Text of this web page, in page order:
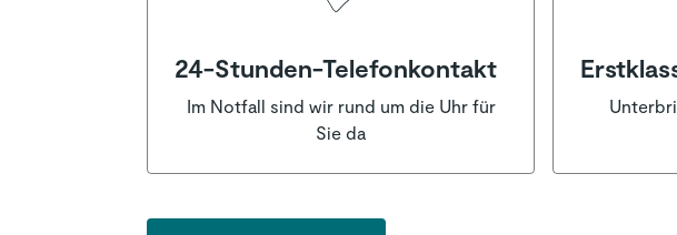
24-Stunden-Telefonkontakt
Im Notfall sind wir rund um die Uhr für
Sie da